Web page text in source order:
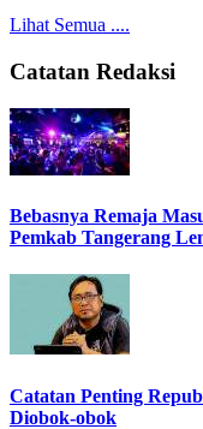
Lihat Semua ....
Catatan Redaksi
Bebasnya Remaja
Pemkab Tangerang
Catatan Penting
Diobok-obok